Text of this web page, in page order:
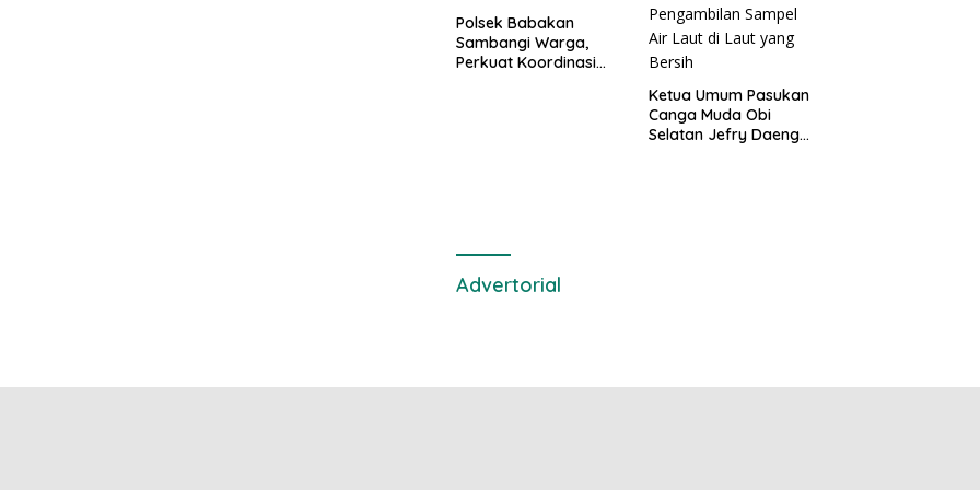
Polsek Babakan
Sambangi Warga,
Perkuat Koordinasi
Ketua Umum Pasukan
Canga Muda Obi
Selatan Jefry Daeng
Advertorial